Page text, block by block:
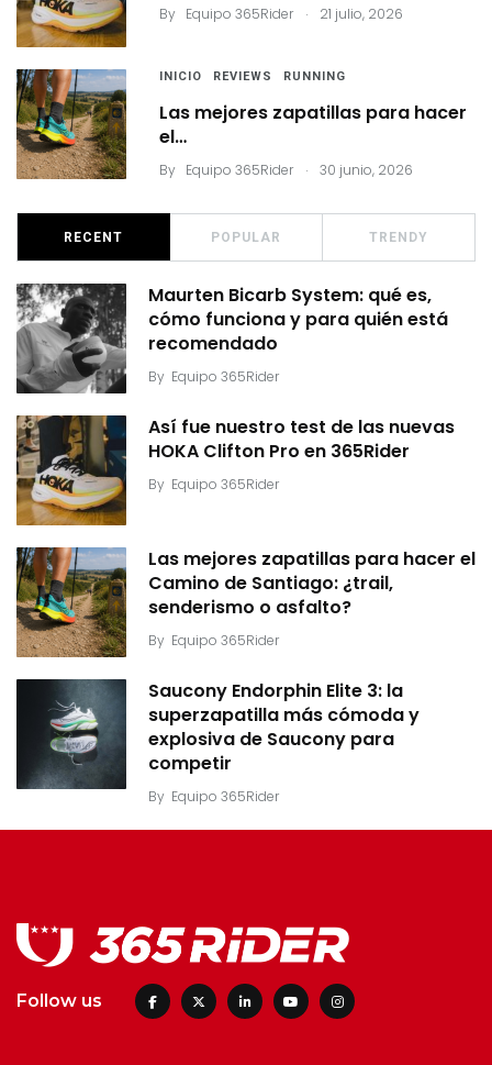
By Equipo 365Rider . 21 julio, 2026
INICIO REVIEWS RUNNING
Las mejores zapatillas para hacer
el…
By Equipo 365Rider . 30 junio, 2026
RECENT POPULAR TRENDY
Maurten Bicarb System: qué es,
cómo funciona y para quién está
recomendado
By Equipo 365Rider
Así fue nuestro test de las nuevas
HOKA Clifton Pro en 365Rider
By Equipo 365Rider
Las mejores zapatillas para hacer el
Camino de Santiago: ¿trail,
senderismo o asfalto?
By Equipo 365Rider
Saucony Endorphin Elite 3: la
superzapatilla más cómoda y
explosiva de Saucony para
competir
By Equipo 365Rider
Follow us